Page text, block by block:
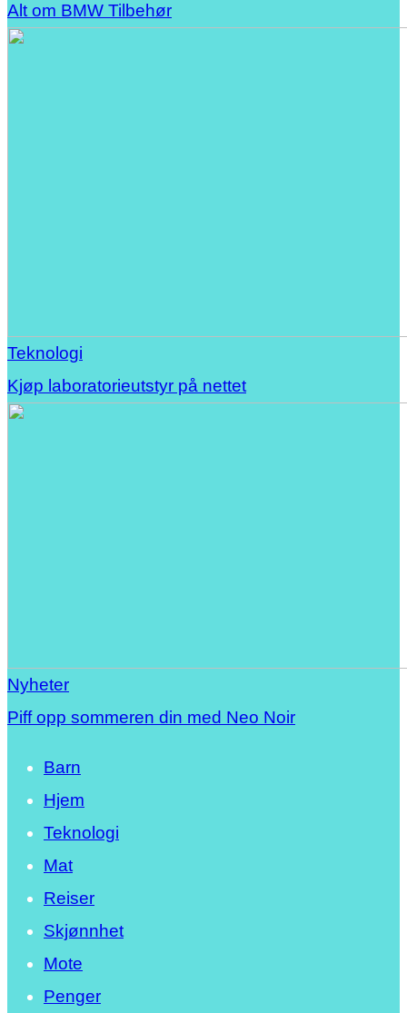
Alt om BMW Tilbehør
Teknologi
Kjøp laboratorieutstyr på nettet
Nyheter
Piff opp sommeren din med Neo Noir
Barn
Hjem
Teknologi
Mat
Reiser
Skjønnhet
Mote
Penger